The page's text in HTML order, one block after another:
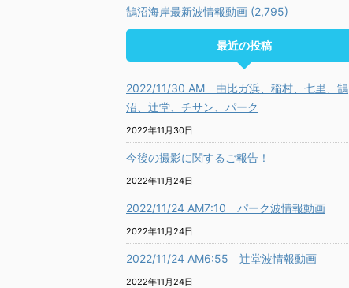
鵠沼海岸最新波情報動画 (2,795)
最近の投稿
2022/11/30 AM 由比ガ浜、稲村、七里、鵠
沼、辻堂、チサン、パーク
2022年11月30日
今後の撮影に関するご報告！
2022年11月24日
2022/11/24 AM7:10 パーク波情報動画
2022年11月24日
2022/11/24 AM6:55 辻堂波情報動画
2022年11月24日